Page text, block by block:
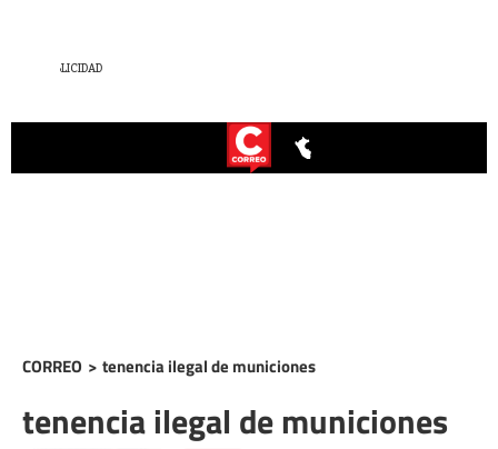
CORREO > tenencia ilegal de municiones
tenencia ilegal de municiones